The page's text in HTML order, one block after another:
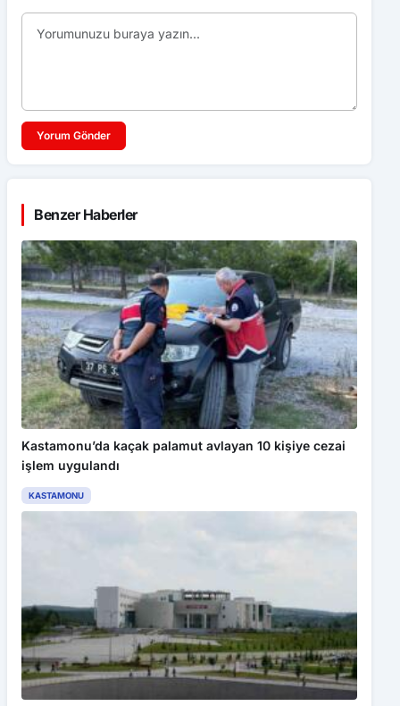
Yorum Gönder
Benzer Haberler
Kastamonu’da kaçak palamut avlayan 10 kişiye cezai
işlem uygulandı
KASTAMONU